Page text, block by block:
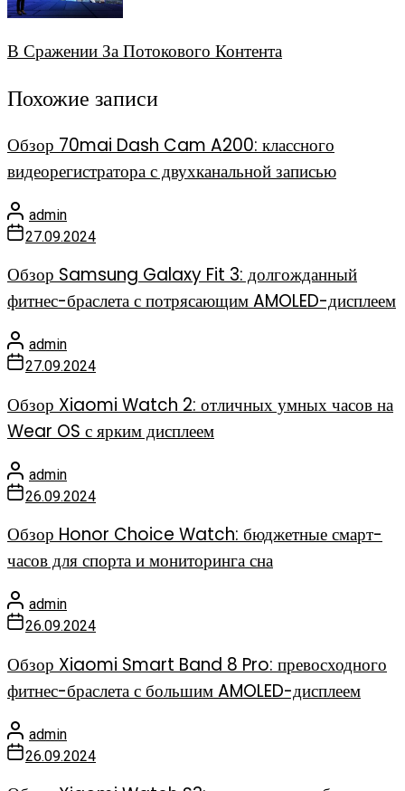
В Сражении За Потокового Контента
Похожие записи
Обзор 70mai Dash Cam A200: классного
видеорегистратора с двухканальной записью
admin
27.09.2024
Обзор Samsung Galaxy Fit 3: долгожданный
фитнес-браслета с потрясающим AMOLED-дисплеем
admin
27.09.2024
Обзор Xiaomi Watch 2: отличных умных часов на
Wear OS с ярким дисплеем
admin
26.09.2024
Обзор Honor Choice Watch: бюджетные смарт-
часов для спорта и мониторинга сна
admin
26.09.2024
Обзор Xiaomi Smart Band 8 Pro: превосходного
фитнес-браслета с большим AMOLED-дисплеем
admin
26.09.2024